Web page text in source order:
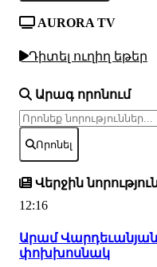
AURORA TV
Դիտել ուղիղ եթեր
Արագ որոնում
Որոնել
Վերջին
12:16
Արամ
փոխխոսնակ